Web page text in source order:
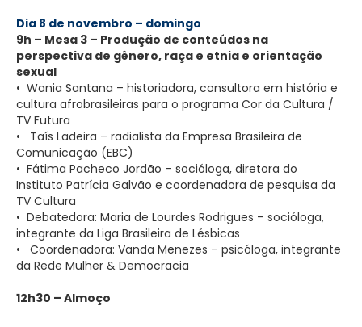
Dia 8 de novembro – domingo
9h – Mesa 3 – Produção de conteúdos na
perspectiva de gênero, raça e etnia e orientação
sexual
• Wania Santana – historiadora, consultora em história e
cultura afrobrasileiras para o programa Cor da Cultura /
TV Futura
• Taís Ladeira – radialista da Empresa Brasileira de
Comunicação (EBC)
• Fátima Pacheco Jordão – socióloga, diretora do
Instituto Patrícia Galvão e coordenadora de pesquisa da
TV Cultura
• Debatedora: Maria de Lourdes Rodrigues – socióloga,
integrante da Liga Brasileira de Lésbicas
• Coordenadora: Vanda Menezes – psicóloga, integrante
da Rede Mulher & Democracia
12h30 – Almoço